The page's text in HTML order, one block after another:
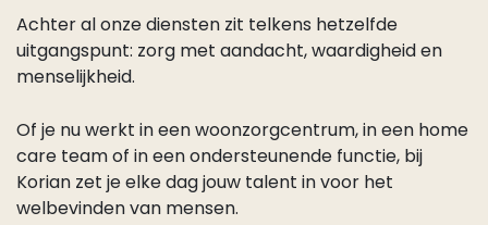
Achter al onze diensten zit telkens hetzelfde
uitgangspunt: zorg met aandacht, waardigheid en
menselijkheid.
Of je nu werkt in een woonzorgcentrum, in een home
care team of in een ondersteunende functie, bij
Korian zet je elke dag jouw talent in voor het
welbevinden van mensen.